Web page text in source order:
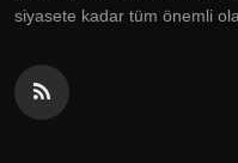
siyasete kadar tüm önemli